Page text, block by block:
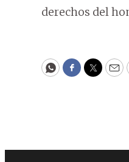
derechos del
WhatsApp
Facebook